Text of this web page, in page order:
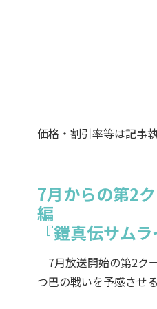
価格・割引率等は記事
7月からの第2
編
『鎧真伝サム
7月放送開始の第2ク
つ巴の戦いを予感させ